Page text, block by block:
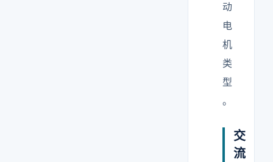
动
电
机
类
型
。
交
流